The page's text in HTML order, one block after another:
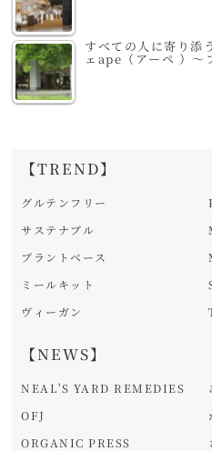
すべての人に寄り添
ェape（アーペ ）～
【TREND】
グルテンフリー
サステナブル
プラントベース
ミールキット
ヴィーガン
【NEWS】
NEAL'S YARD REMEDIES
OFJ
ORGANIC PRESS